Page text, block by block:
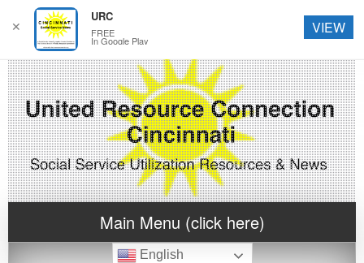
Main Menu (click here)
English
✕
URC
FREE
In Google Play
VIEW